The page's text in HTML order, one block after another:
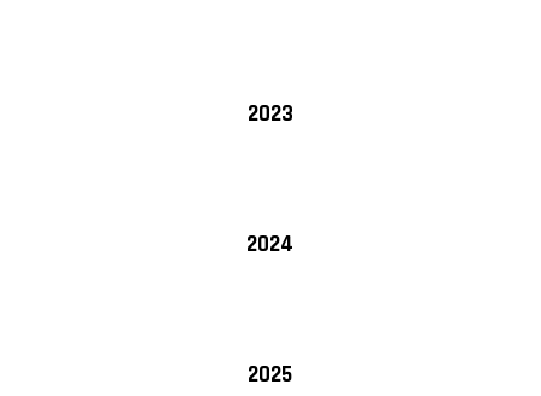
2023
2024
2025